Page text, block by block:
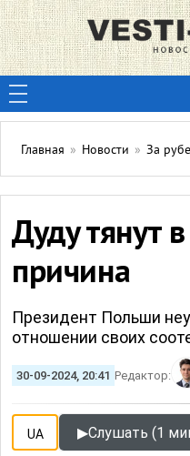
Главная » Новости » За
Дуду тянут
причина
Президент Польши
отношении своих
30-09-2024, 20:41 Редактор:
UA ▶Слушать (1